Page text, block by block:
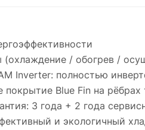
/ обогрев /
Inverter: полностью
покрытие Blue Fin на рёбрах
3 года + 2 года
и экологичный